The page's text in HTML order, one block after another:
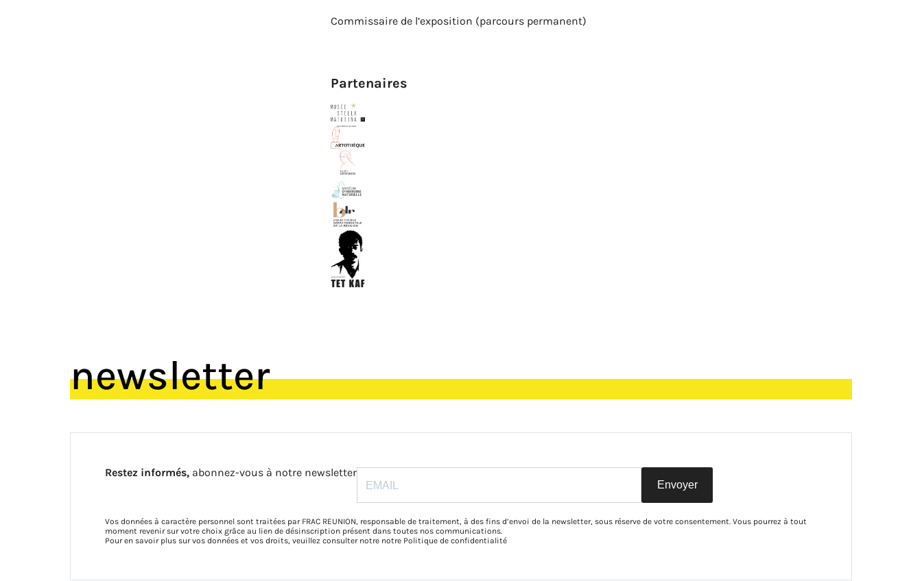
Commissaire de l’exposition (parcours permanent)
Partenaires
newsletter
Restez informés, abonnez-vous à notre newsletter
Envoyer
Vos données à caractère personnel sont traitées par FRAC REUNION, responsable de traitement, à des fins d’envoi de la newsletter, sous réserve de votre consentement. Vous pourrez à tout
moment revenir sur votre choix grâce au lien de désinscription présent dans toutes nos communications.
Pour en savoir plus sur vos données et vos droits, veuillez consulter notre notre Politique de confidentialité